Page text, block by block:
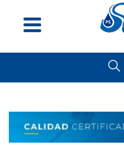
Inicio
Nosotros